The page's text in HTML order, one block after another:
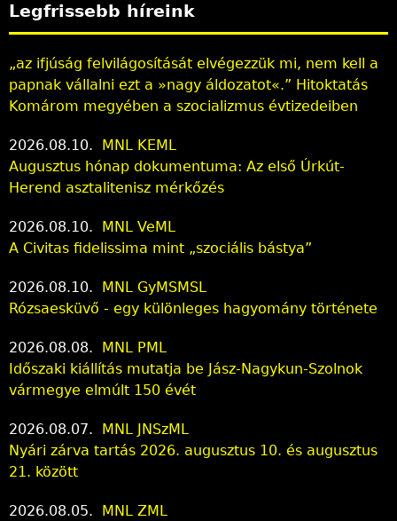
Legfrissebb híreink
„az ifjúság felvilágosítását elvégezzük mi, nem kell a
papnak vállalni ezt a »nagy áldozatot«.” Hitoktatás
Komárom megyében a szocializmus évtizedeiben
2026.08.10.
MNL KEML
Augusztus hónap dokumentuma: Az első Úrkút-
Herend asztalitenisz mérkőzés
2026.08.10.
MNL VeML
A Civitas fidelissima mint „szociális bástya”
2026.08.10.
MNL GyMSMSL
Rózsaesküvő - egy különleges hagyomány története
2026.08.08.
MNL PML
Időszaki kiállítás mutatja be Jász-Nagykun-Szolnok
vármegye elmúlt 150 évét
2026.08.07.
MNL JNSzML
Nyári zárva tartás 2026. augusztus 10. és augusztus
21. között
2026.08.05.
MNL ZML